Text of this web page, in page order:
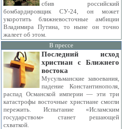
сбив российский
бомбардировщик СУ-24, он может
укоротить ближневосточные амбиции
Владимира Путина, то ныне он точно
жалеет об этом.
В прессе
Последний исход
христиан с Ближнего
востока
Мусульманские завоевания,
падение Константинополя,
распад Османской империи — эти три
катастрофы восточные христиане смогли
пережить. Испытание «Исламским
государством» станет решающей
схваткой.